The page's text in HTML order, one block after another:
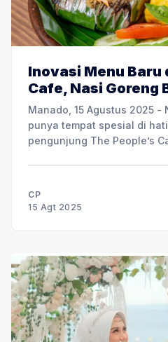
Inovasi Menu Baru
Cafe, Nasi Goreng
Manado, 15 Agustus 2025 -
punya tempat spesial di
pengunjung The People’s Cafe. Tapi kali
Nasi Goreng Bakar
CP
15 Agt 2025